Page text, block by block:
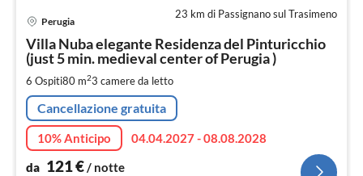
23 km di Passignano sul Trasimeno
Perugia
Villa Nuba elegante Residenza del Pinturicchio
(just 5 min. medieval center of Perugia )
6 Ospiti80 m23 camere da letto
Cancellazione gratuita
10% Anticipo
04.04.2027 - 08.08.2028
da 121€/ notte